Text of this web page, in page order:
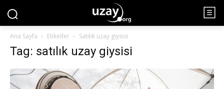
Ana Sayfa Etiketler Satılık uzay giysisi
Tag: satılık uzay giysisi